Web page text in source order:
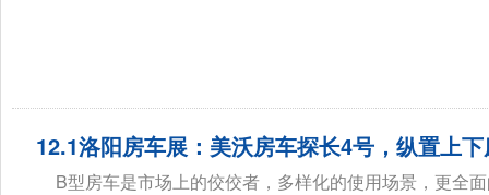
12.1洛阳房车展：美沃房车探长4号，纵置上
B型房车是市场上的佼佼者，多样化的使用场景，更全